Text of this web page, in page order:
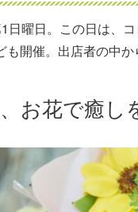
日曜日。この日は、
開催。出店者の中
お花で癒し